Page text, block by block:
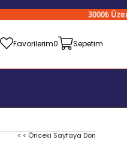
3000₺ Üzeri
Favorilerim0 Sepetim
< < Önceki Sayfaya Dön